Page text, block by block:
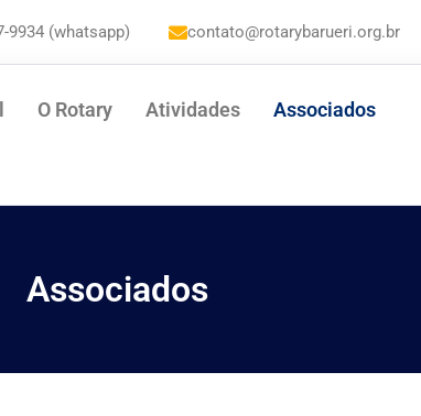
9934 (whatsapp) contato@rotarybarueri.org.br
O Rotary Atividades Associados
Associados